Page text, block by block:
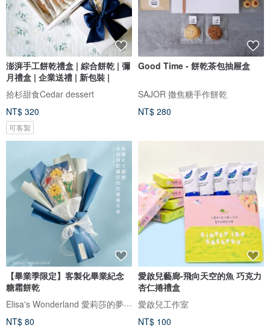
澎湃手工餅乾禮盒 | 綜合餅乾 | 彌
月禮盒 | 企業送禮 | 新包裝 |
拾杉甜食Cedar dessert
NT$ 320
可客製
Good Time - 餅乾茶包抽屜盒
SAJOR 撒焦糖手作餅乾
NT$ 280
【畢業季限定】客製化畢業紀念
糖霜餅乾
Elisa's Wonderland 愛莉莎的夢遊仙境
NT$ 80
愛啟兒藝廊-飛向天空的魚 巧克力
杏仁捲禮盒
愛啟兒工作室
NT$ 100